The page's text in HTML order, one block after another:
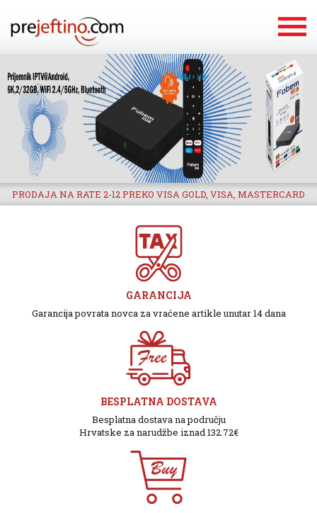
PRODAJA NA RATE 2-12 PREKO VISA GOLD, VISA, MASTERCARD
GARANCIJA
Garancija povrata novca za vraćene artikle unutar 14 dana
BESPLATNA DOSTAVA
Besplatna dostava na području
Hrvatske za narudžbe iznad 132.72€